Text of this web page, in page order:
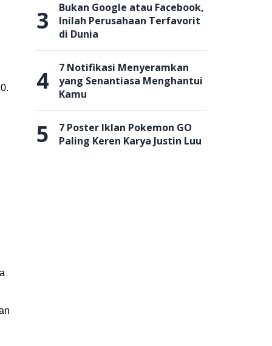
3
Bukan Google atau Facebook,
Inilah Perusahaan Terfavorit
di Dunia
4
7 Notifikasi Menyeramkan
yang Senantiasa Menghantui
Kamu
5
7 Poster Iklan Pokemon GO
Paling Keren Karya Justin Luu